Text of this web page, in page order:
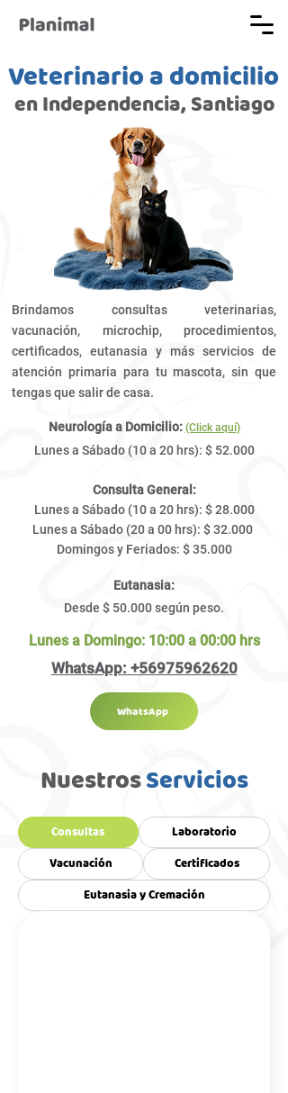
Veterinario a domicilio
en Independencia, Santiago
Brindamos consultas veterinarias,
vacunación, microchip, procedimientos,
certificados, eutanasia y más servicios de
atención primaria para tu mascota, sin que
tengas que salir de casa.
Neurología a Domicilio: (Click aquí)
Lunes a Sábado (10 a 20 hrs): $ 52.000
Consulta General:
Lunes a Sábado (10 a 20 hrs): $ 28.000
Lunes a Sábado (20 a 00 hrs): $ 32.000
Domingos y Feriados: $ 35.000
Eutanasia:
Desde $ 50.000 según peso.​​
Lunes a Domingo: 10:00 a 00:00 hrs
WhatsApp: +56975962620
WhatsApp
NuestrosServicios
Consultas
Laboratorio
Vacunación
Certificados
Eutanasia y Cremación